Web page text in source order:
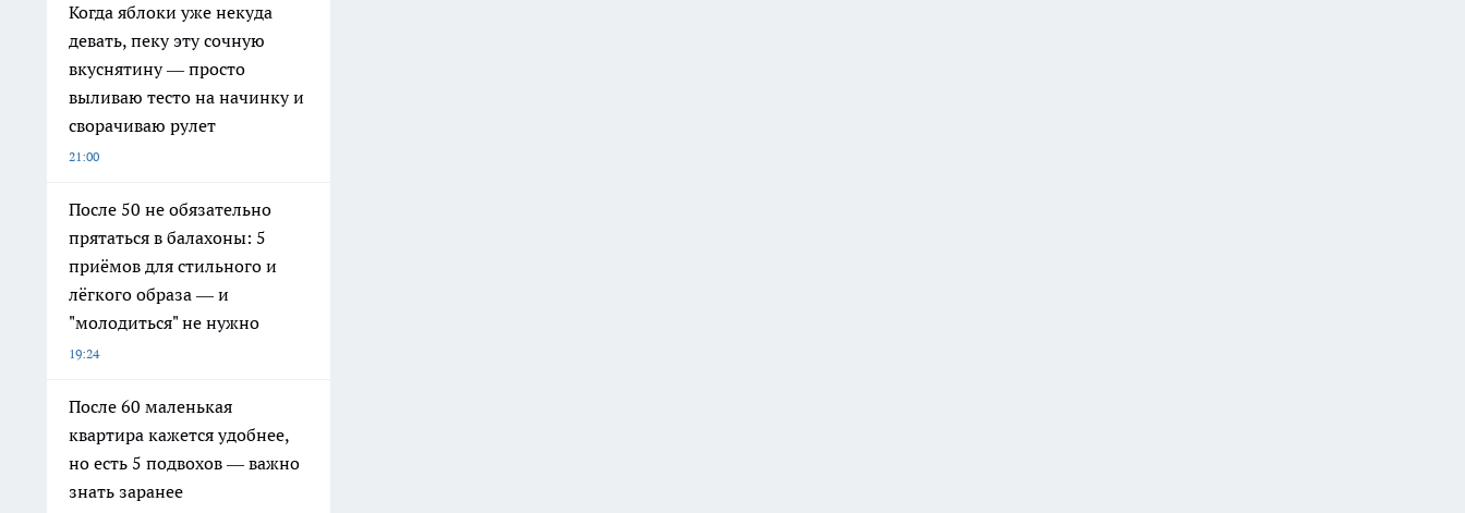
Когда яблоки уже некуда
девать, пеку эту сочную
вкуснятину — просто
выливаю тесто на начинку и
сворачиваю рулет
21:00
После 50 не обязательно
прятаться в балахоны: 5
приёмов для стильного и
лёгкого образа — и
"молодиться" не нужно
19:24
После 60 маленькая
квартира кажется удобнее,
но есть 5 подвохов — важно
знать заранее